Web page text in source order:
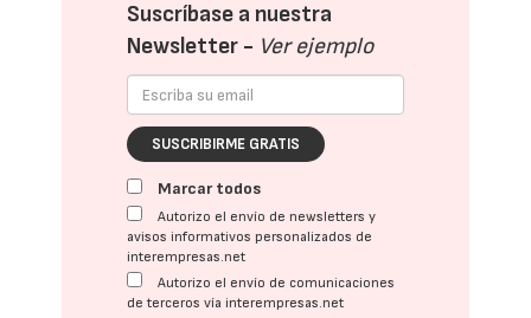
Suscríbase a nuestra
Newsletter - Ver ejemplo
SUSCRIBIRME GRATIS
Marcar todos
Autorizo el envío de newsletters y
avisos informativos personalizados de
interempresas.net
Autorizo el envío de comunicaciones
de terceros vía interempresas.net